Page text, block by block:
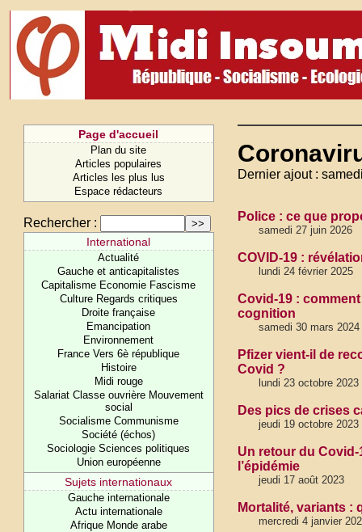
Page d'accueil
Plan du site
Articles populaires
Articles les plus lus
Espace rédacteurs
Rechercher :
International
Actualité
Gauche et anticapitalistes
Capitalisme Economie Fascisme
Culture Regards critiques
Droite française
Emancipation
Environnement
France Vers 6è république
Histoire
Midi rouge
Salariat Classe ouvrière Mouvement
social
Socialisme Communisme
Société (échos)
Sociologie Sciences politiques
Union européenne
Sujets internationaux
Gauche internationale
Actu internationale
Afrique Monde arabe
Dernier ajout :
Police : ce que
samedi 27 juin 2026
COVID-19 :
lundi 24 février 2025
Covid-19 :
cognition
samedi 30 mars 2024
Pfizer vient-il de
Covid ?
lundi 23 octobre 2023
Des pics de crises
jeudi 19 octobre 2023
Un retour du
l’épidémie
jeudi 17 août 2023
Mortalité, variants :
mercredi 4 janvier